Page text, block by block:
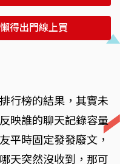
得出門線上買
行榜的結果，其實未
映誰的聊天記錄容量
平時固定發發廢文，
天突然沒收到，那可